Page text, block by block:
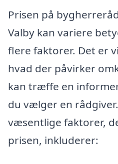
Prisen på
Valby kan variere
flere faktorer. Det er
hvad der påvirker
kan træffe en
du vælger en
væsentlige faktorer,
prisen, inkluderer: